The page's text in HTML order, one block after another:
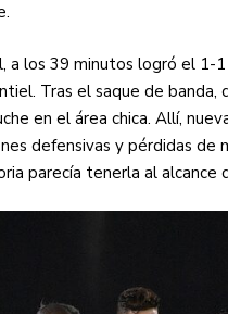
a los 39 minutos logró el 1-
Tras el saque de banda,
en el área chica. Allí,
defensivas y pérdidas de
parecía tenerla al alcance